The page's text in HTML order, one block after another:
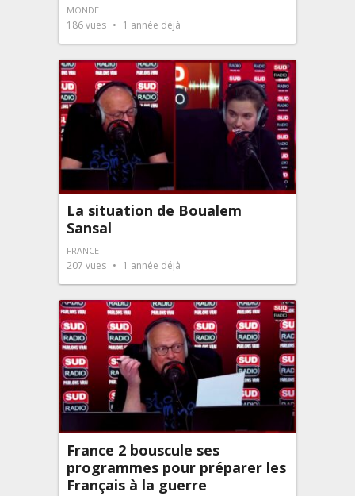
MONDE
186vues 1 année déjà
La situation de Boualem
Sansal
FRANCE
207 vues 1 année déjà
France 2 bouscule ses
programmes pour préparer les
Français à la guerre